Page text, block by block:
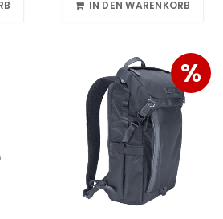
IN DEN WARENKORB
%